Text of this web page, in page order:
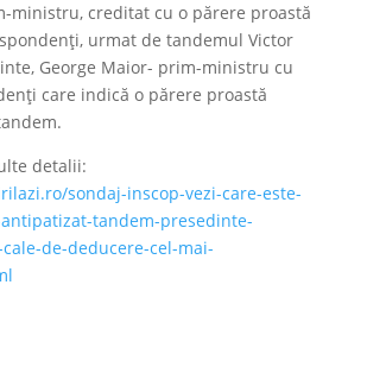
ministru, creditat cu o părere proastă
urmat de tandemul Victor
George Maior- prim-ministru cu
care indică o părere proastă
detalii:
sondaj-inscop-vezi-care-este-
tandem-presedinte-
de-deducere-cel-mai-